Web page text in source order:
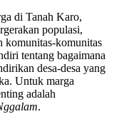
di Tanah Karo,
populasi,
komunitas-komunitas
tentang bagaimana
desa-desa yang
Untuk marga
adalah
.